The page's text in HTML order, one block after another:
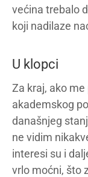
većina trebalo
koji nadilaze
U klopci
Za kraj, ako
akademskog
današnjeg
ne vidim
interesi su i
vrlo moćni, što